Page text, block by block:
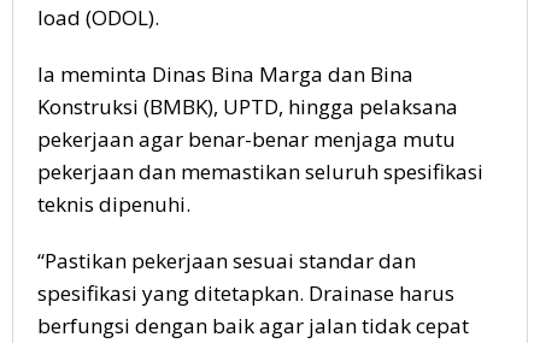
load (ODOL).
Ia meminta Dinas Bina Marga dan Bina
Konstruksi (BMBK), UPTD, hingga pelaksana
pekerjaan agar benar-benar menjaga mutu
pekerjaan dan memastikan seluruh spesifikasi
teknis dipenuhi.
“Pastikan pekerjaan sesuai standar dan
spesifikasi yang ditetapkan. Drainase harus
berfungsi dengan baik agar jalan tidak cepat